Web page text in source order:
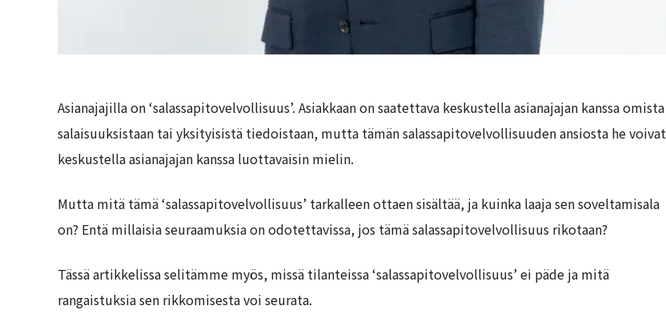
Asianajajilla on ‘salassapitovelvollisuus’. Asiakkaan on saatettava keskustella asianajajan kanssa omista
salaisuuksistaan tai yksityisistä tiedoistaan, mutta tämän salassapitovelvollisuuden ansiosta he voivat
keskustella asianajajan kanssa luottavaisin mielin.
Mutta mitä tämä ‘salassapitovelvollisuus’ tarkalleen ottaen sisältää, ja kuinka laaja sen soveltamisala
on? Entä millaisia seuraamuksia on odotettavissa, jos tämä salassapitovelvollisuus rikotaan?
Tässä artikkelissa selitämme myös, missä tilanteissa ‘salassapitovelvollisuus’ ei päde ja mitä
rangaistuksia sen rikkomisesta voi seurata.